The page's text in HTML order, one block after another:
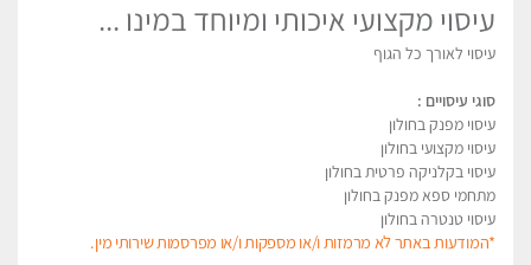
עיסוי מקצועי איכותי ומיוחד במינו ...
עיסוי לאורך כל הגוף
סוגי עיסויים :
עיסוי מפנק בחולון
עיסוי מקצועי בחולון
עיסוי בקלניקה פרטית בחולון
מתחמי ספא מפנק בחולון
עיסוי טנטרה בחולון
*המודעות באתר לא מרמזות ו/או מספקות ו/או מפרסמות שירותי מין.